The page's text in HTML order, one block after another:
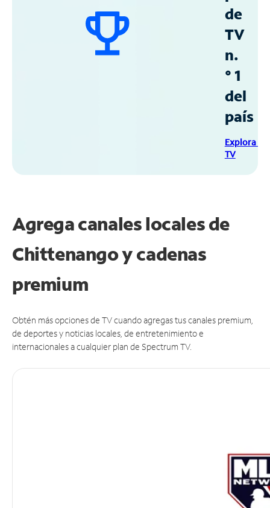
de
TV
n.
° 1
del
país
Explora
TV
Agrega canales locales de
Chittenango y cadenas
premium
Obtén más opciones de TV cuando agregas tus canales premium,
de deportes y noticias locales, de entretenimiento e
internacionales a cualquier plan de Spectrum TV.